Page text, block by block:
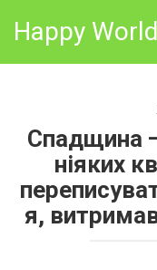
Happy World
Спадщина
ніяких
я,